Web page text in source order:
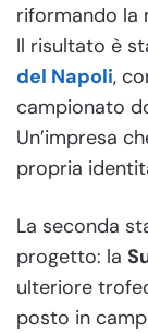
riformando la
Il risultato è
del Napoli,
campionato
Un’impresa
propria
La seconda
progetto: la
ulteriore
posto in